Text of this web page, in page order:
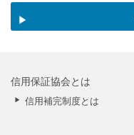
信用保証協会とは
信用補完制度とは